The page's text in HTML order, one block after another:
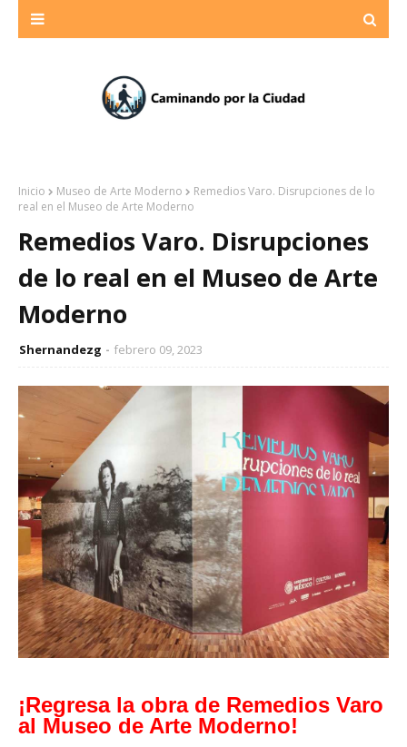
Inicio Museo de Arte Moderno
Remedios Varo. Disrupciones de lo
real en el Museo de Arte Moderno
Remedios Varo. Disrupciones
de lo real en el Museo de Arte
Moderno
Shernandezg febrero 09, 2023
¡Regresa la obra de Remedios Varo
al Museo de Arte Moderno!